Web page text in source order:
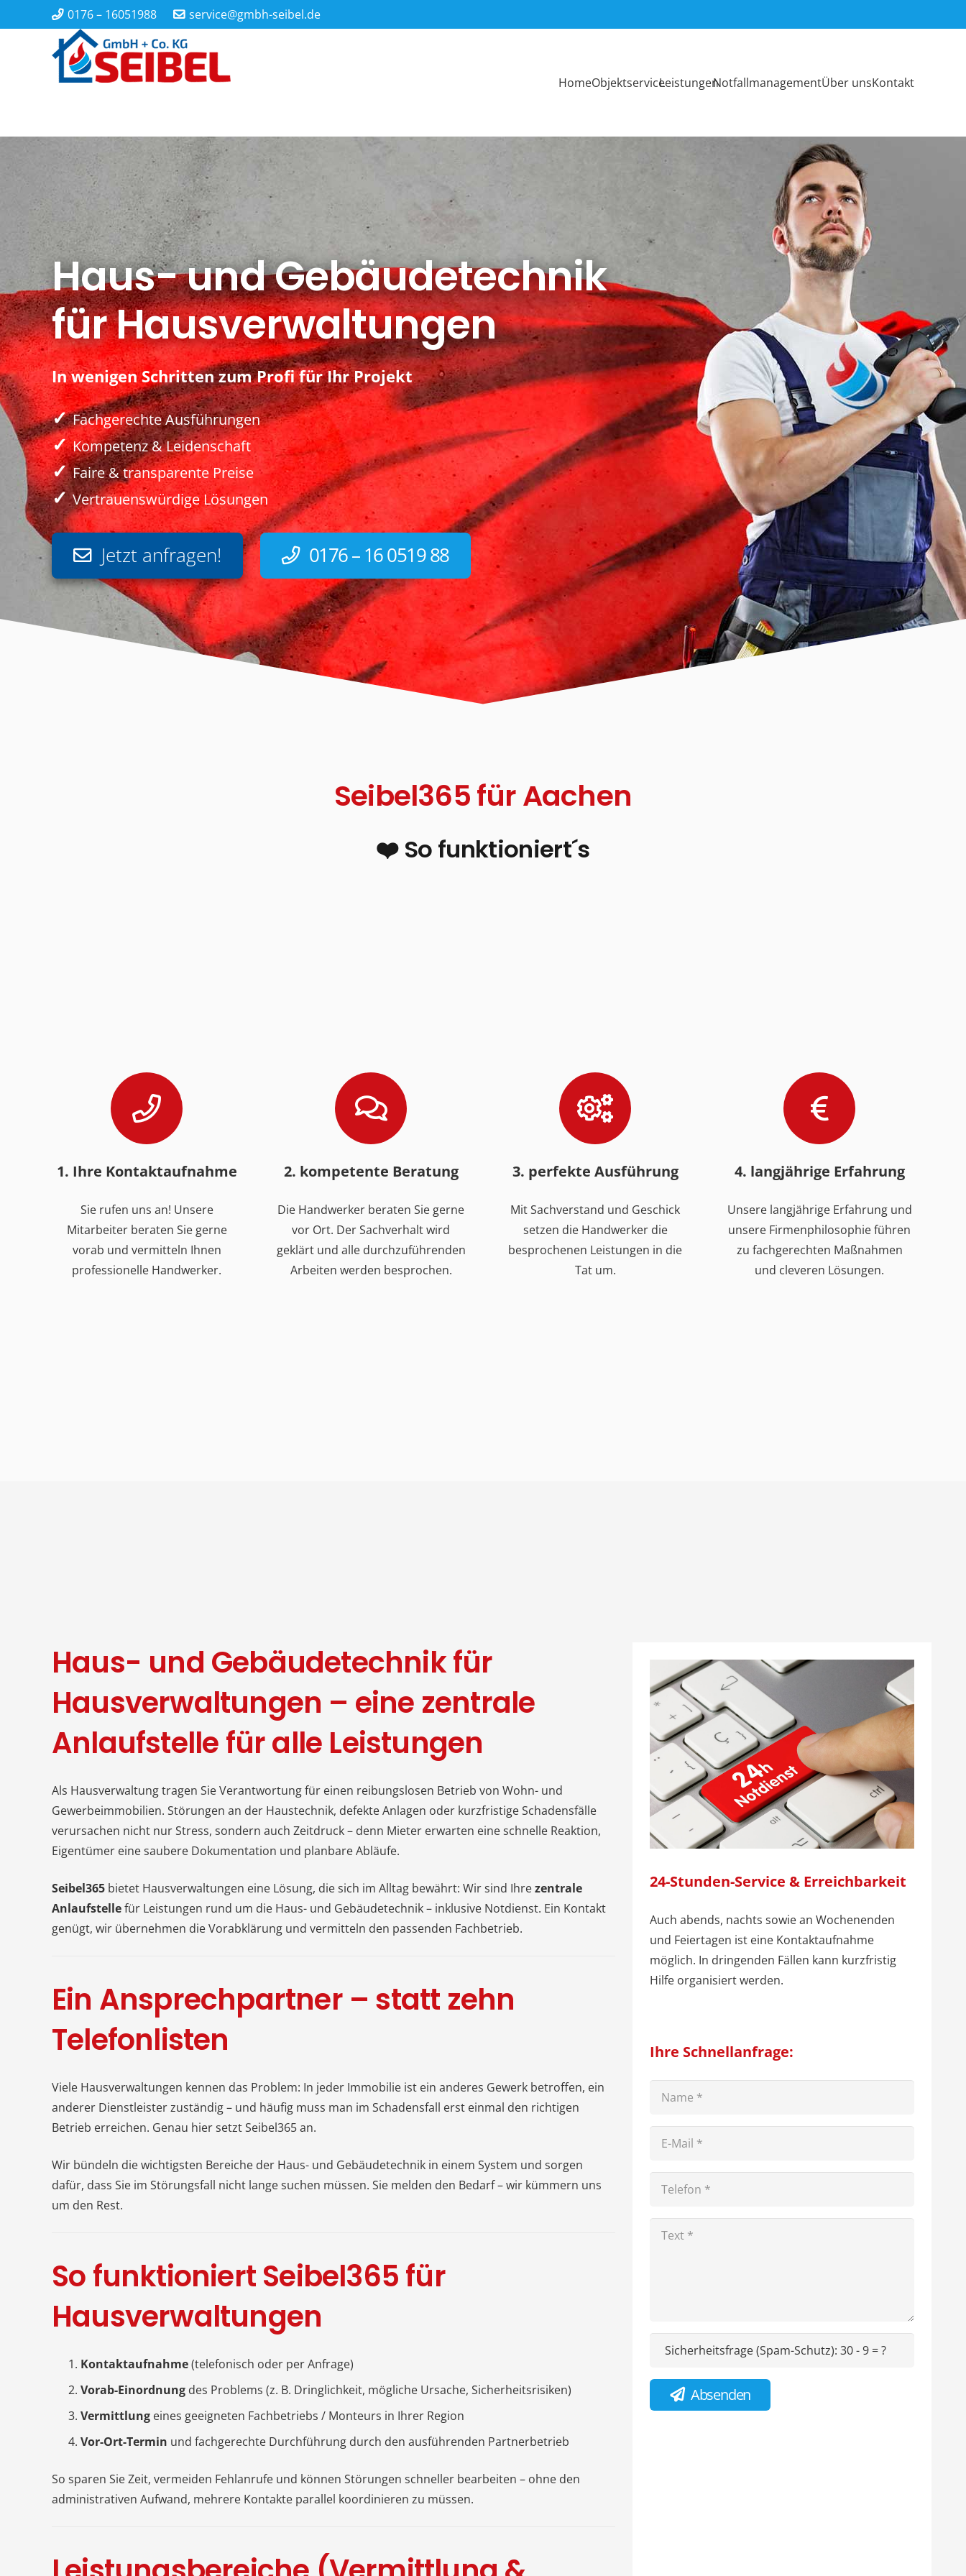
0176 – 16051988 service@gmbh-seibel.de
HomeObjektserviceLeistungenNotfallmanagementÜber unsKontakt
Haus- und Gebäudetechnik
für Hausverwaltungen
In wenigen Schritten zum Profi für Ihr Projekt
✓Fachgerechte Ausführungen
✓Kompetenz & Leidenschaft
✓Faire & transparente Preise
✓Vertrauenswürdige Lösungen
Jetzt anfragen! 0176 – 16 0519 88
Seibel365 für Aachen
❤️ So funktioniert´s
1. Ihre Kontaktaufnahme
Sie rufen uns an! Unsere
Mitarbeiter beraten Sie gerne
vorab und vermitteln Ihnen
professionelle Handwerker.
2. kompetente Beratung
Die Handwerker beraten Sie gerne
vor Ort. Der Sachverhalt wird
geklärt und alle durchzuführenden
Arbeiten werden besprochen.
3. perfekte Ausführung
Mit Sachverstand und Geschick
setzen die Handwerker die
besprochenen Leistungen in die
Tat um.
4. langjährige Erfahrung
Unsere langjährige Erfahrung und
unsere Firmenphilosophie führen
zu fachgerechten Maßnahmen
und cleveren Lösungen.
Haus- und Gebäudetechnik für
Hausverwaltungen – eine zentrale
Anlaufstelle für alle Leistungen
Als Hausverwaltung tragen Sie Verantwortung für einen reibungslosen Betrieb von Wohn- und
Gewerbeimmobilien. Störungen an der Haustechnik, defekte Anlagen oder kurzfristige Schadensfälle
verursachen nicht nur Stress, sondern auch Zeitdruck – denn Mieter erwarten eine schnelle Reaktion,
Eigentümer eine saubere Dokumentation und planbare Abläufe.
Seibel365 bietet Hausverwaltungen eine Lösung, die sich im Alltag bewährt: Wir sind Ihrezentrale
Anlaufstellefür Leistungen rund um die Haus- und Gebäudetechnik – inklusive Notdienst. Ein Kontakt
genügt, wir übernehmen die Vorabklärung und vermitteln den passenden Fachbetrieb.
Ein Ansprechpartner – statt zehn
Telefonlisten
Viele Hausverwaltungen kennen das Problem: In jeder Immobilie ist ein anderes Gewerk betroffen, ein
anderer Dienstleister zuständig – und häufig muss man im Schadensfall erst einmal den richtigen
Betrieb erreichen. Genau hier setzt Seibel365 an.
Wir bündeln die wichtigsten Bereiche der Haus- und Gebäudetechnik in einem System und sorgen
dafür, dass Sie im Störungsfall nicht lange suchen müssen. Sie melden den Bedarf – wir kümmern uns
um den Rest.
So funktioniert Seibel365 für
Hausverwaltungen
Kontaktaufnahme(telefonisch oder per Anfrage)
Vorab-Einordnung des Problems (z. B. Dringlichkeit, mögliche Ursache, Sicherheitsrisiken)
Vermittlung eines geeigneten Fachbetriebs / Monteurs in Ihrer Region
Vor-Ort-Termin und fachgerechte Durchführung durch den ausführenden Partnerbetrieb
So sparen Sie Zeit, vermeiden Fehlanrufe und können Störungen schneller bearbeiten – ohne den
administrativen Aufwand, mehrere Kontakte parallel koordinieren zu müssen.
24-Stunden-Service & Erreichbarkeit
Auch abends, nachts sowie an Wochenenden
und Feiertagen ist eine Kontaktaufnahme
möglich. In dringenden Fällen kann kurzfristig
Hilfe organisiert werden.
Ihre Schnellanfrage:
Sicherheitsfrage (Spam-Schutz): 30 - 9 = ?
Absenden